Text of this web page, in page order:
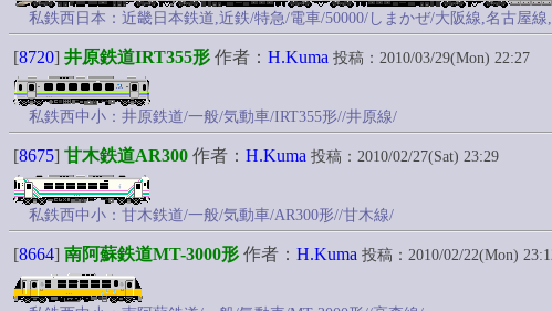
私鉄西日本：近畿日本鉄道,近鉄/特急/電車/50000/しまかぜ/大阪線,名古屋
[8720] 井原鉄道IRT355形 作者： H.Kuma 投稿：2010/03/29(Mon) 22:27
私鉄西中小：井原鉄道/一般/気動車/IRT355形//井原線/
[8675] 甘木鉄道AR300 作者： H.Kuma 投稿：2010/02/27(Sat) 23:29
私鉄西中小：甘木鉄道/一般/気動車/AR300形//甘木線/
[8664] 南阿蘇鉄道MT-3000形 作者： H.Kuma 投稿：2010/02/22(Mon)